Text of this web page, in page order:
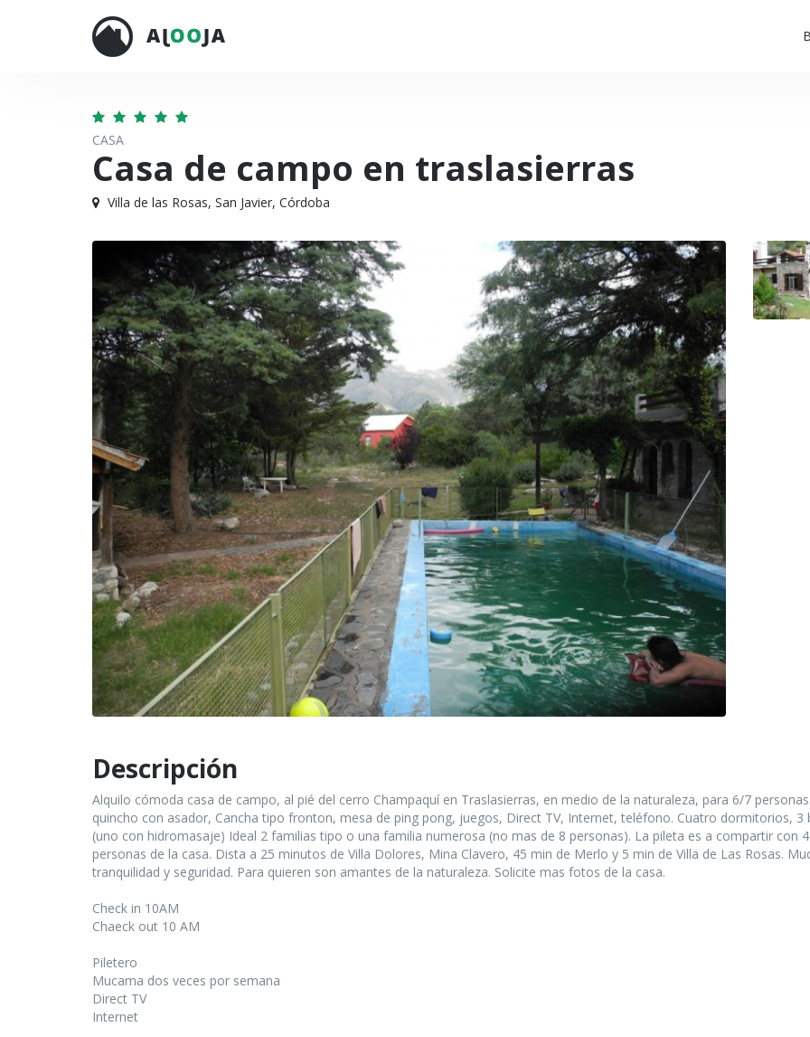
CASA
Casa de campo en traslasierras
Villa de las Rosas, San Javier, Córdoba
Descripción
Alquilo cómoda casa de campo, al pié del cerro Champaquí en Traslasierras, en medio de la naturaleza, para 6/7
quincho con asador, Cancha tipo fronton, mesa de ping pong, juegos, Direct TV, Internet, teléfono. Cuatro dormitorios, 3
(uno con hidromasaje) Ideal 2 familias tipo o una familia numerosa (no mas de 8 personas). La pileta es a compartir con 4
personas de la casa. Dista a 25 minutos de Villa Dolores, Mina Clavero, 45 min de Merlo y 5 min de Villa de Las Rosas.
tranquilidad y seguridad. Para quieren son amantes de la naturaleza. Solicite mas fotos de la casa.
Check in 10AM
Chaeck out 10 AM
Piletero
Mucama dos veces por semana
Direct TV
Internet